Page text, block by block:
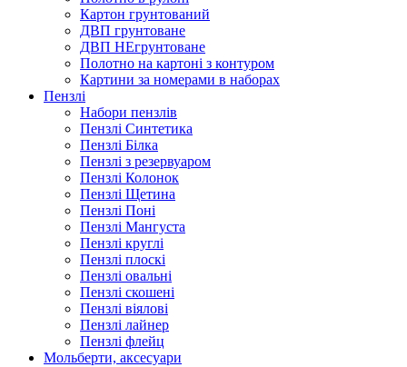
Картон грунтований
ДВП грунтоване
ДВП НЕгрунтоване
Полотно на картоні з контуром
Картини за номерами в наборах
Пензлі
Набори пензлів
Пензлі Синтетика
Пензлі Білка
Пензлі з резервуаром
Пензлі Колонок
Пензлі Щетина
Пензлі Поні
Пензлі Мангуста
Пензлі круглі
Пензлі плоскі
Пензлі овальні
Пензлі скошені
Пензлі віялові
Пензлі лайнер
Пензлі флейц
Мольберти, аксесуари